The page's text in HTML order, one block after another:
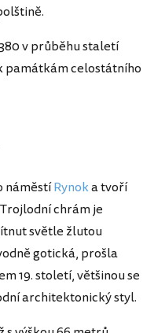
v průběhu staletí
památkám celostátního
náměstíRynoka tvoří
chrám je
světle žlutou
gotická, prošla
19. století, většinou se
architektonický styl.